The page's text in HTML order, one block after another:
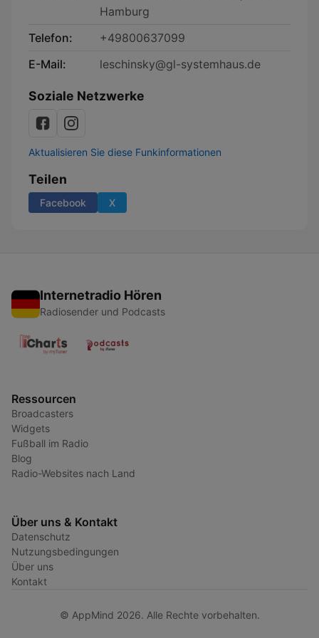
Hamburg
Telefon:
+49800637099
E-Mail:
leschinsky@gl-systemhaus.de
Soziale Netzwerke
Aktualisieren Sie diese Funkinformationen
Teilen
Facebook X
Internetradio Hören
Radiosender und Podcasts
Ressourcen
Broadcasters
Widgets
Fußball im Radio
Blog
Radio-Websites nach Land
Über uns & Kontakt
Datenschutz
Nutzungsbedingungen
Über uns
Kontakt
© AppMind 2026. Alle Rechte vorbehalten.